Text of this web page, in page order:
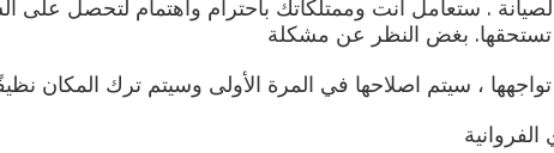
. ستعامل أنت وممتلكاتك باحترام واهتمام لتحصل على
تستحقها. بغض النظر عن مشكلة
تواجهها ، سيتم اصلاحها في المرة الأولى وسيتم ترك المكان